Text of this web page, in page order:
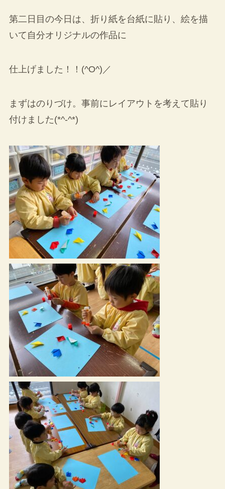
第二日目の今日は、折り紙を台紙に貼り、絵を描
いて自分オリジナルの作品に
仕上げました！！(^O^)／
まずはのりづけ。事前にレイアウトを考えて貼り
付けました(*^-^*)